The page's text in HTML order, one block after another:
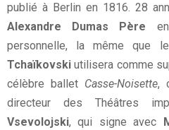
publié à Berlin en 1816. 28
Alexandre Dumas Père
personnelle, la même que
Tchaïkovski utilisera comme
célèbre ballet Casse-Noisette,
directeur des Théâtres
Vsevolojski, qui signe avec